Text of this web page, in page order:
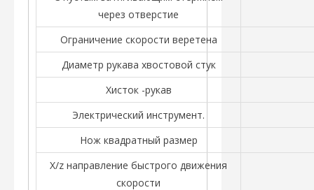
через отверстие
Ограничение скорости веретена
Диаметр рукава хвостовой стук
Хисток -рукав
Электрический инструмент.
Нож квадратный размер
X/z направление быстрого движения
скорости